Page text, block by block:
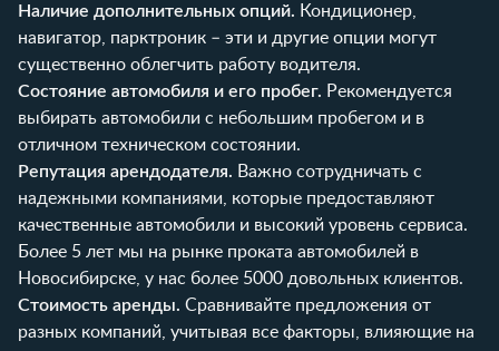
Наличие дополнительных опций. Кондиционер,
навигатор, парктроник – эти и другие опции могут
существенно облегчить работу водителя.
Состояние автомобиля и его пробег. Рекомендуется
выбирать автомобили с небольшим пробегом и в
отличном техническом состоянии.
Репутация арендодателя. Важно сотрудничать с
надежными компаниями, которые предоставляют
качественные автомобили и высокий уровень сервиса.
Более 5 лет мы на рынке проката автомобилей в
Новосибирске, у нас более 5000 довольных клиентов.
Стоимость аренды. Сравнивайте предложения от
разных компаний, учитывая все факторы, влияющие на